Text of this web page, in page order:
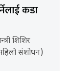
कडा
शिशिर
संशोधन)